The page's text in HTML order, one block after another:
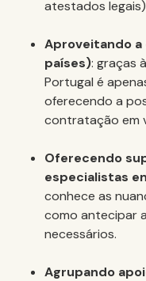
atestados
Aproveitando a
países): graças
Portugal é
oferecendo a
contratação em
Oferecendo
especialistas
conhece as
como antecipar
necessários.
Agrupando